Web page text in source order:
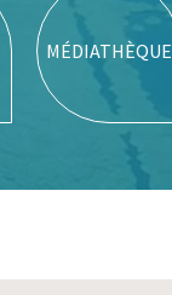
MÉDIATHÈQUE